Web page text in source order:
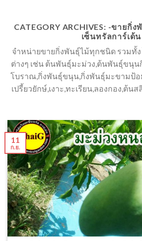
CATEGORY ARCHIVES: -ขายกิ่ง
เซ็นทรัลการ์เด้น
จำหน่ายขายกิ่งพันธุ์ไม้ทุกชนิด รวมทั้ง
ต่างๆ เช่น ต้นพันธุ์มะม่วง,ต้นพันธุ์ขนุ
โบราณ,กิ่งพันธุ์ขนุน,กิ่งพันธุ์มะขามป้
เปรี้ยวยักษ์,เงาะ,ทะเรียน,ลองกอง,ต้น
11
ก.ย.